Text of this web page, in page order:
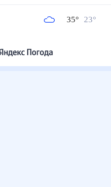
35° 23°